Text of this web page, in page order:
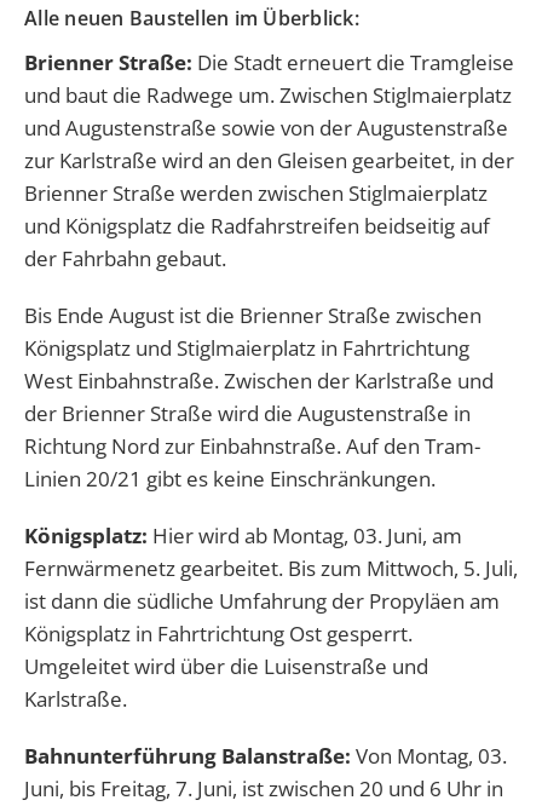
Alle neuen Baustellen im Überblick:
Brienner Straße: Die Stadt erneuert die Tramgleise
und baut die Radwege um. Zwischen Stiglmaierplatz
und Augustenstraße sowie von der Augustenstraße
zur Karlstraße wird an den Gleisen gearbeitet, in der
Brienner Straße werden zwischen Stiglmaierplatz
und Königsplatz die Radfahrstreifen beidseitig auf
der Fahrbahn gebaut.
Bis Ende August ist die Brienner Straße zwischen
Königsplatz und Stiglmaierplatz in Fahrtrichtung
West Einbahnstraße. Zwischen der Karlstraße und
der Brienner Straße wird die Augustenstraße in
Richtung Nord zur Einbahnstraße. Auf den Tram-
Linien 20/21 gibt es keine Einschränkungen.
Königsplatz: Hier wird ab Montag, 03. Juni, am
Fernwärmenetz gearbeitet. Bis zum Mittwoch, 5. Juli,
ist dann die südliche Umfahrung der Propyläen am
Königsplatz in Fahrtrichtung Ost gesperrt.
Umgeleitet wird über die Luisenstraße und
Karlstraße.
Bahnunterführung Balanstraße: Von Montag, 03.
Juni, bis Freitag, 7. Juni, ist zwischen 20 und 6 Uhr in